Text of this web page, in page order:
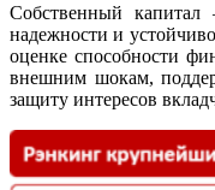
Собственный
надежности и
оценке способности
внешним шокам,
защиту интересов